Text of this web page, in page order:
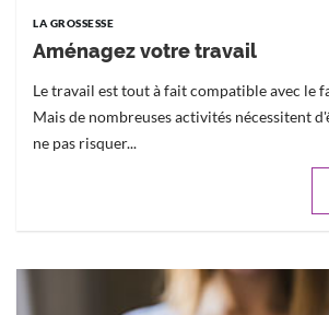
LA GROSSESSE
Aménagez votre travail
Le travail est tout à fait compatible avec le
Mais de nombreuses activités nécessitent
ne pas risquer...